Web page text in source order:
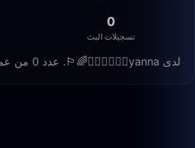
0
تسجيلات البث
لدى yanna👩🏽‍❤️‍💋‍👩🏾🏳️‍🌈. عدد 0 من عمليات بث Tiktok المباشرة المسجّلة على Live Stream Recorder، بإجمالي 0 مشاهدة.